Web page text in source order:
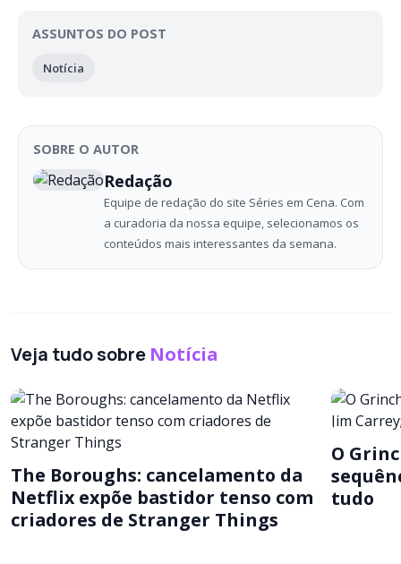
ASSUNTOS DO POST
Notícia
SOBRE O AUTOR
Redação
Equipe de redação do site Séries em Cena. Com
a curadoria da nossa equipe, selecionamos os
conteúdos mais interessantes da semana.
Veja tudo sobre Notícia
The Boroughs: cancelamento da
Netflix expõe bastidor tenso com
criadores de Stranger Things
O
tudo